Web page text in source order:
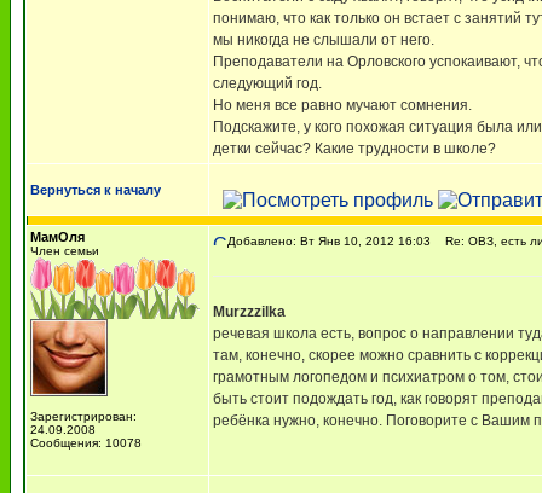
понимаю, что как только он встает с занятий
мы никогда не слышали от него.
Преподаватели на Орловского успокаивают,
следующий год.
Но меня все равно мучают сомнения.
Подскажите, у кого похожая ситуация была
детки сейчас? Какие трудности в школе?
Вернуться к началу
МамОля
Член семьи
Зарегистрирован:
24.09.2008
Сообщения: 10078
Добавлено: Вт Янв 10, 2012 16:03 Re: ОВЗ, есть
Murzzzilka
речевая школа есть, вопрос о направлении
там, конечно, скорее можно сравнить с
грамотным логопедом и психиатром о том,
быть стоит подождать год, как говорят
ребёнка нужно, конечно. Поговорите с Вашим